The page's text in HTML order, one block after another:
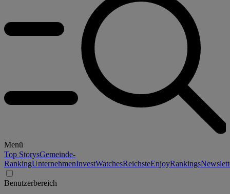
Menü
Top StorysGemeinde-
RankingUnternehmenInvestWatchesReichsteEnjoyRankings
Benutzerbereich